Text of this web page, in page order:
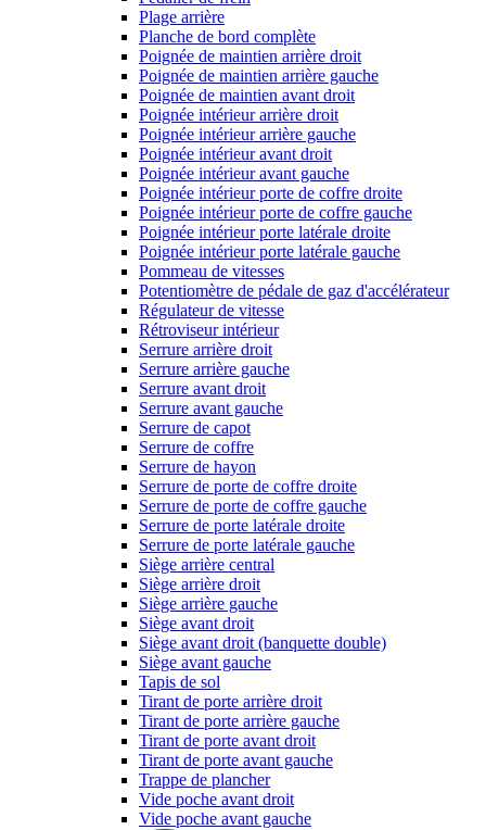
Plage arrière
Planche de bord complète
Poignée de maintien arrière droit
Poignée de maintien arrière gauche
Poignée de maintien avant droit
Poignée intérieur arrière droit
Poignée intérieur arrière gauche
Poignée intérieur avant droit
Poignée intérieur avant gauche
Poignée intérieur porte de coffre droite
Poignée intérieur porte de coffre gauche
Poignée intérieur porte latérale droite
Poignée intérieur porte latérale gauche
Pommeau de vitesses
Potentiomètre de pédale de gaz d'accélérateur
Régulateur de vitesse
Rétroviseur intérieur
Serrure arrière droit
Serrure arrière gauche
Serrure avant droit
Serrure avant gauche
Serrure de capot
Serrure de coffre
Serrure de hayon
Serrure de porte de coffre droite
Serrure de porte de coffre gauche
Serrure de porte latérale droite
Serrure de porte latérale gauche
Siège arrière central
Siège arrière droit
Siège arrière gauche
Siège avant droit
Siège avant droit (banquette double)
Siège avant gauche
Tapis de sol
Tirant de porte arrière droit
Tirant de porte arrière gauche
Tirant de porte avant droit
Tirant de porte avant gauche
Trappe de plancher
Vide poche avant droit
Vide poche avant gauche